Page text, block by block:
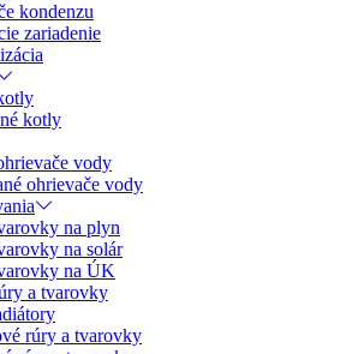
kondenzu
zariadenie
kotly
vody
ohrievače vody
na plyn
na solár
na ÚK
a tvarovky
rúry a tvarovky